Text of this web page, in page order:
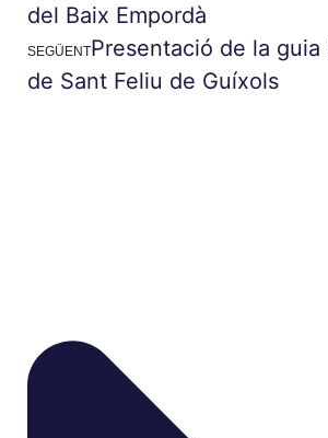
del Baix Empordà
SEGÜENTPresentació de la guia
de Sant Feliu de Guíxols